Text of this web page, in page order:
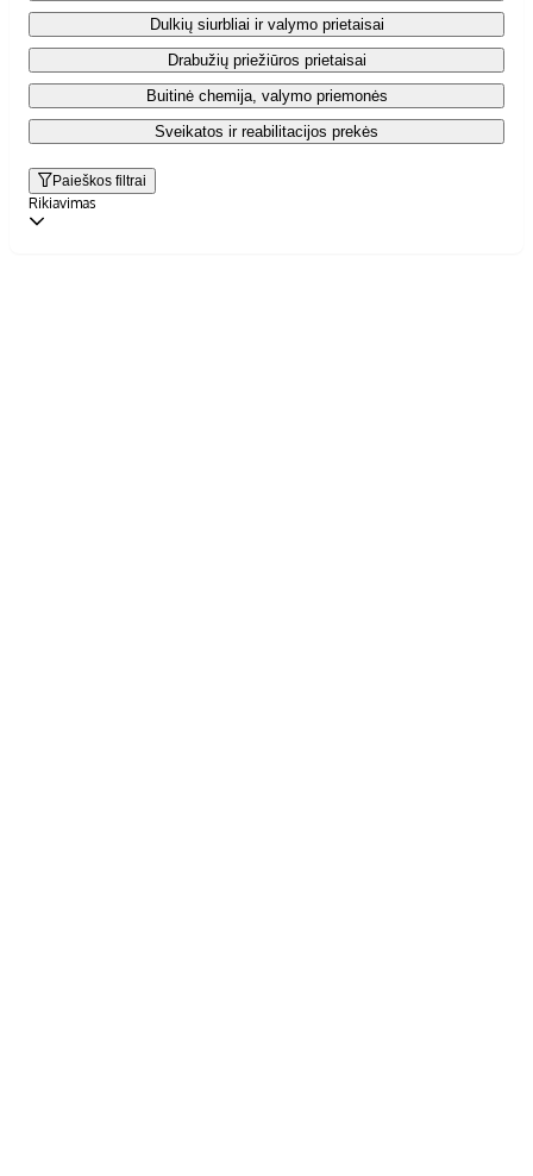
Dulkių siurbliai ir valymo prietaisai
Drabužių priežiūros prietaisai
Buitinė chemija, valymo priemonės
Sveikatos ir reabilitacijos prekės
Paieškos filtrai
Rikiavimas